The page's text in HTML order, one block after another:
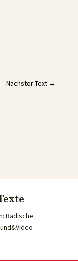
Nächster Text →
Badische